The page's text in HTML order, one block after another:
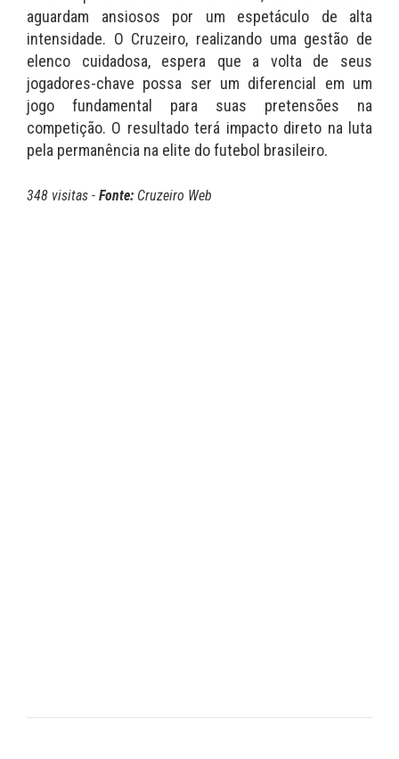
aguardam ansiosos por um espetáculo de alta
intensidade. O Cruzeiro, realizando uma gestão de
elenco cuidadosa, espera que a volta de seus
jogadores-chave possa ser um diferencial em um
jogo fundamental para suas pretensões na
competição. O resultado terá impacto direto na luta
pela permanência na elite do futebol brasileiro.
348 visitas - Fonte: Cruzeiro Web